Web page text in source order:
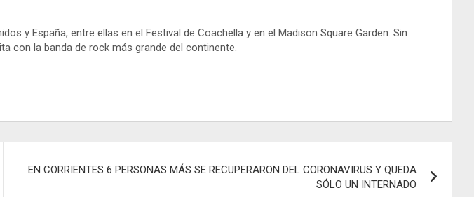
y España, entre ellas en el Festival de Coachella y en el Madison Square Garden. Sin
con la banda de rock más grande del continente.
EN CORRIENTES 6 PERSONAS MÁS SE RECUPERARON DEL CORONAVIRUS Y QUEDA
SÓLO UN INTERNADO